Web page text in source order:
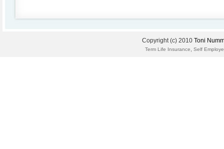
Copyright (c) 2010 Toni
Term Life Insurance Self